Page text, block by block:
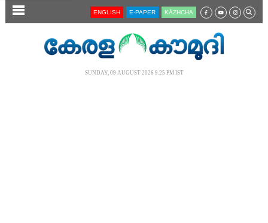
SECTIONS ENGLISH E-PAPER KĀZHCHA
SUNDAY, 09 AUGUST 2026 9.25 PM IST